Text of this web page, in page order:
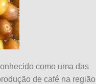
como uma das
de café na região